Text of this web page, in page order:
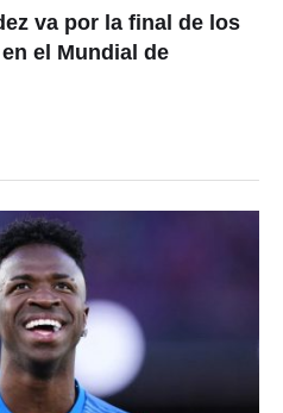
va por la final de los
el Mundial de